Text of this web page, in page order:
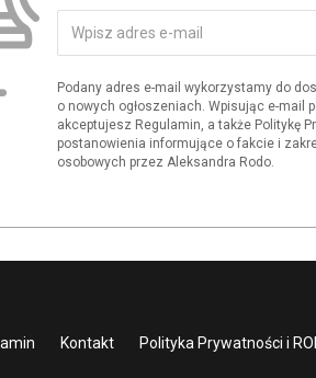
Podany adres e-mail wykorzystamy do
o nowych ogłoszeniach. Wpisując e-mail
akceptujesz Regulamin, a także Politykę
postanowienia informujące o fakcie i
osobowych przez Aleksandra Rodo.
Kontakt Polityka Prywatności i